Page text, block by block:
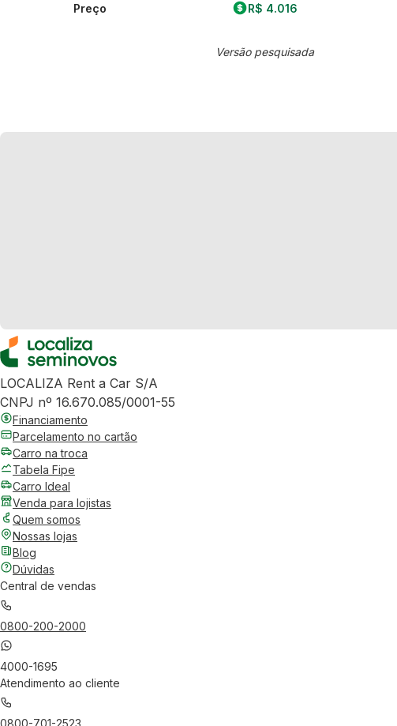
Preço R$ 4.016
Versão pesquisada
LOCALIZA Rent a Car S/A
CNPJ nº 16.670.085/0001-55
Financiamento
Parcelamento no cartão
Carro na troca
Tabela Fipe
Carro Ideal
Venda para lojistas
Quem somos
Nossas lojas
Blog
Dúvidas
Central de vendas
0800-200-2000
4000-1695
Atendimento ao cliente
0800-701-2523